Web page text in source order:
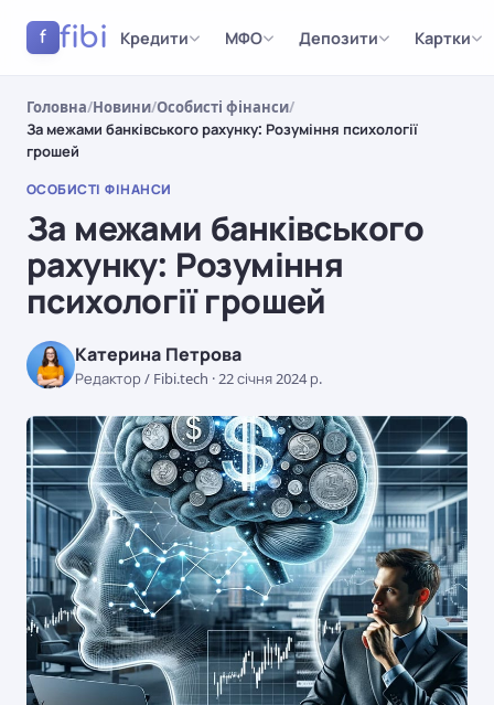
f fibi Кредити МФО Депозити Картки
Головна/Новини/Особисті фінанси/
За межами банківського рахунку: Розуміння психології
грошей
ОСОБИСТІ ФІНАНСИ
За межами банківського
рахунку: Розуміння
психології грошей
Катерина Петрова
Редактор / Fibi.tech ·22 січня 2024 р.
ОСОБИСТІ ФІНАНСИ